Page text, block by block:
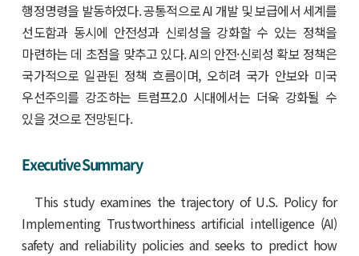
행정명령을 발동하였다. 공통적으로 AI 개발 및 보급에서 세계를
선도함과 동시에 안전성과 신뢰성을 강화할 수 있는 정책을
마련하는 데 초점을 맞추고 있다. AI의 안전·신뢰성 확보 정책은
국가적으로 일관된 정책 흐름이며, 오히려 국가 안보와 미국
우선주의를 강조하는 트럼프2.0 시대에서는 더욱 강화될 수
있을 것으로 전망된다.
Executive Summary
This study examines the trajectory of U.S. Policy for
Implementing Trustworthiness artificial intelligence (AI)
safety and reliability policies and seeks to predict how